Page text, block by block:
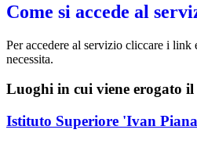
Come si accede al
Per accedere al servizio cliccare i link
necessita.
Luoghi in cui viene erogato il
Istituto Superiore 'Ivan